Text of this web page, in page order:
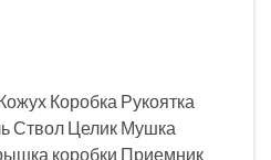
Коробка Рукоятка
Ствол Целик Мушка
коробки Приемник